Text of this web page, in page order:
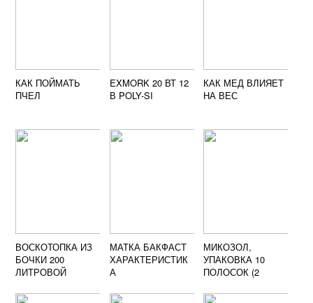
КАК ПОЙМАТЬ
ПЧЕЛ
EXMORK 20 ВТ 12
В POLY-SI
КАК МЕД ВЛИЯЕТ
НА ВЕС
ВОСКОТОПКА ИЗ
БОЧКИ 200
ЛИТРОВОЙ
МАТКА БАКФАСТ
ХАРАКТЕРИСТИК
А
МИКОЗОЛ,
УПАКОВКА 10
ПОЛОСОК (2
УЛЕЙ)